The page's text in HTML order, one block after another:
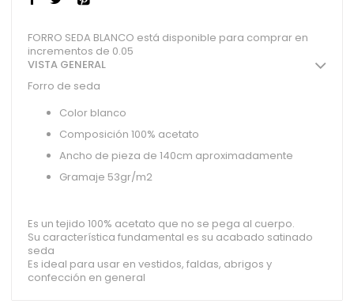
FORRO SEDA BLANCO está disponible para comprar en
incrementos de 0.05
VISTA GENERAL
Forro de seda
Color blanco
Composición 100% acetato
Ancho de pieza de 140cm aproximadamente
Gramaje 53gr/m2
Es un tejido 100% acetato que no se pega al cuerpo.
Su característica fundamental es su acabado satinado
seda
Es ideal para usar en vestidos, faldas, abrigos y
confección en general